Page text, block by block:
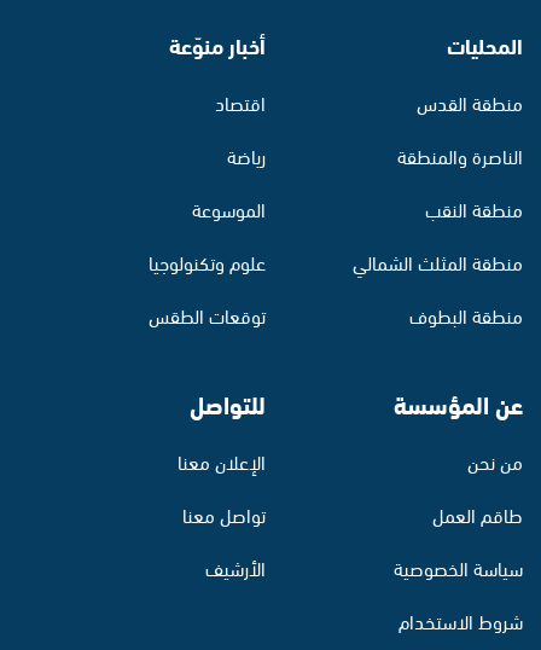
المحليات
منطقة القدس
الناصرة والمنطقة
منطقة النقب
منطقة المثلث الشمالي
منطقة البطوف
أخبار منوّعة
اقتصاد
رياضة
الموسوعة
علوم وتكنولوجيا
توقعات الطقس
عن المؤسسة
من نحن
طاقم العمل
سياسة الخصوصية
شروط الاستخدام
للتواصل
الإعلان معنا
تواصل معنا
الأرشيف